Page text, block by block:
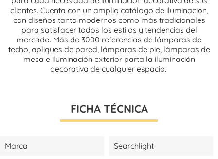
clientes. Cuenta con un amplio catálogo de iluminación,
con diseños tanto modernos como más tradicionales
para satisfacer todos los estilos y tendencias del
mercado. Más de 3000 referencias de lámparas de
techo, apliques de pared, lámparas de pie, lámparas de
mesa e iluminación exterior parta la iluminación
decorativa de cualquier espacio.
FICHA TÉCNICA
Marca Searchlight